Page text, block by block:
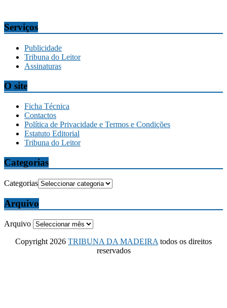
Serviços
Publicidade
Tribuna do Leitor
Assinaturas
O site
Ficha Técnica
Contactos
Política de Privacidade e Termos e Condições
Estatuto Editorial
Tribuna do Leitor
Categorias
Categorias
Arquivo
Arquivo
Copyright 2026 TRIBUNA DA MADEIRA todos os direitos
reservados